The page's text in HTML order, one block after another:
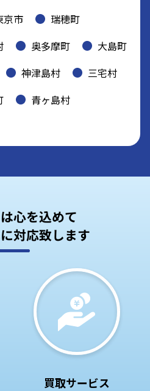
京市
瑞穂町
奥多摩町
大島町
神津島村
三宅村
青ヶ島村
は心を込めて
対応致します
買取サービス